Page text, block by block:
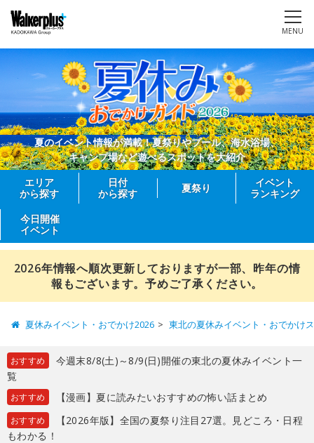
MENU
夏のイベント情報が満載！夏祭りやプール、海水浴場、
キャンプ場など遊べるスポットを大紹介
エリア
から探す
日付
から探す
夏祭り
イベント
ランキング
今日開催
イベント
2026年情報へ順次更新しておりますが一部、昨年の情
報もございます。予めご了承ください。
夏休みイベント・おでかけ2026 東北の夏休みイベント・おでかけ
おすすめ
今週末8/8(土)～8/9(日)開催の東北の夏休みイベント一
覧
おすすめ 【漫画】夏に読みたいおすすめの怖い話まとめ
おすすめ
【2026年版】全国の夏祭り注目27選。見どころ・日程
もわかる！